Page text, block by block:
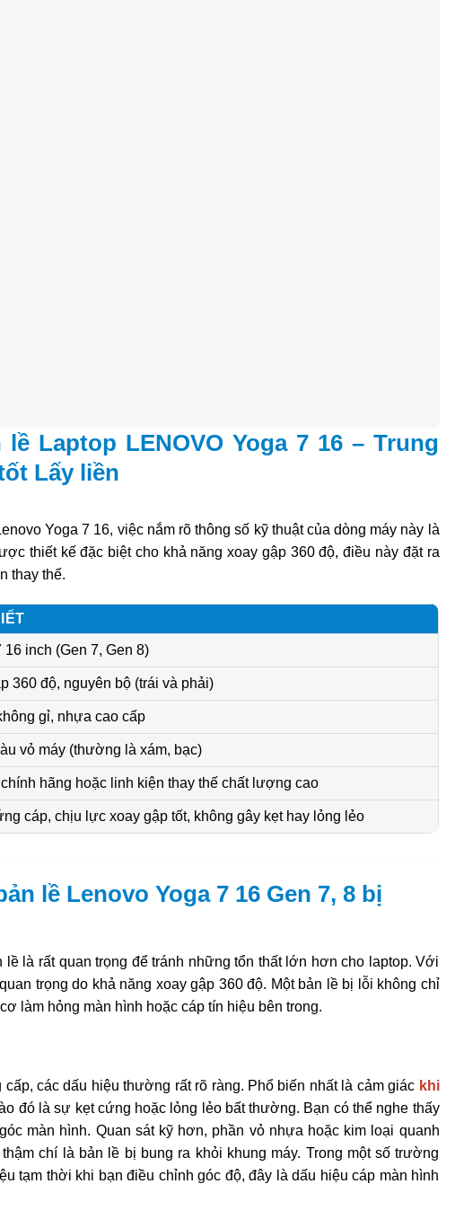
Laptop LENOVO Yoga 7 16 – Trung
Lấy liền
Yoga 7 16, việc nắm rõ thông số kỹ thuật của dòng máy này là
thiết kế đặc biệt cho khả năng xoay gập 360 độ, điều này đặt ra
thay thế.
16 inch (Gen 7, Gen 8)
360 độ, nguyên bộ (trái và phải)
gỉ, nhựa cao cấp
vỏ máy (thường là xám, bạc)
hãng hoặc linh kiện thay thế chất lượng cao
cáp, chịu lực xoay gập tốt, không gây kẹt hay lỏng lẻo
lề Lenovo Yoga 7 16 Gen 7, 8 bị
là rất quan trọng để tránh những tổn thất lớn hơn cho laptop. Với
trọng do khả năng xoay gập 360 độ. Một bản lề bị lỗi không chỉ
làm hỏng màn hình hoặc cáp tín hiệu bên trong.
các dấu hiệu thường rất rõ ràng. Phổ biến nhất là cảm giác khi
đó là sự kẹt cứng hoặc lỏng lẻo bất thường. Bạn có thể nghe thấy
góc màn hình. Quan sát kỹ hơn, phần vỏ nhựa hoặc kim loại quanh
chí là bản lề bị bung ra khỏi khung máy. Trong một số trường
tạm thời khi bạn điều chỉnh góc độ, đây là dấu hiệu cáp màn hình